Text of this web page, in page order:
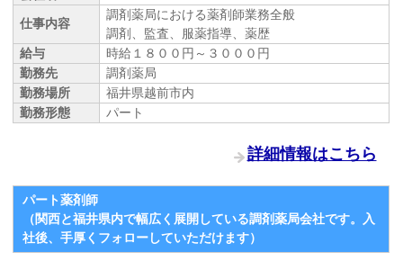
仕事内容
調剤薬局における薬剤師業務全般
調剤、監査、服薬指導、薬歴
給与
時給１８００円～３０００円
勤務先
調剤薬局
勤務場所
福井県越前市内
勤務形態
パート
詳細情報はこちら
パート薬剤師
（関西と福井県内で幅広く展開している調剤薬局会社です。入
社後、手厚くフォローしていただけます）